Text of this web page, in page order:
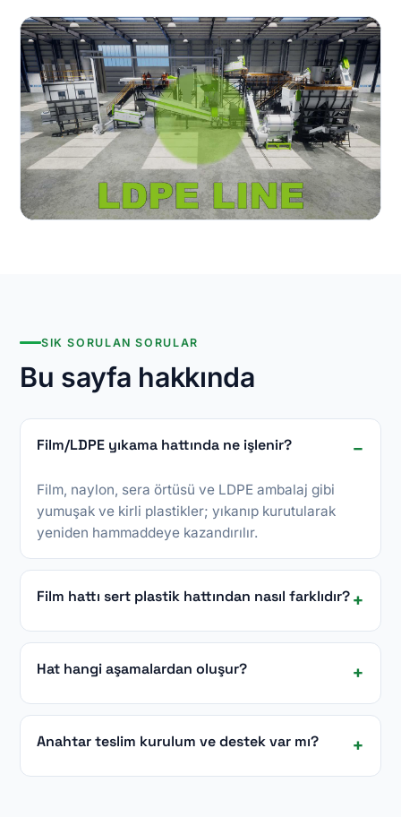
SIK SORULAN SORULAR
Bu sayfa hakkında
Film/LDPE yıkama hattında ne işlenir?
Film, naylon, sera örtüsü ve LDPE ambalaj gibi
yumuşak ve kirli plastikler; yıkanıp kurutularak
yeniden hammaddeye kazandırılır.
Film hattı sert plastik hattından nasıl farklıdır?
Hat hangi aşamalardan oluşur?
Anahtar teslim kurulum ve destek var mı?